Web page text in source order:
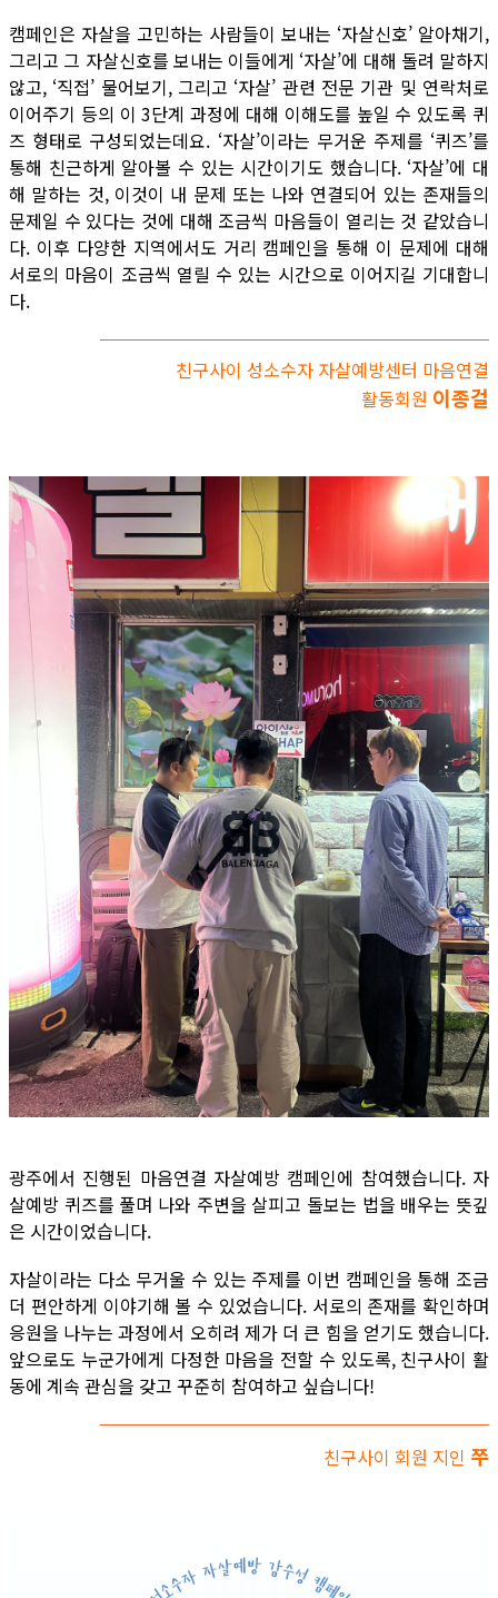
캠페인은 자살을 고민하는 사람들이 보내는 ‘자살신호’ 알아채기,
그리고 그 자살신호를 보내는 이들에게 ‘자살’에 대해 돌려 말하지
않고, ‘직접’ 물어보기, 그리고 ‘자살’ 관련 전문 기관 및 연락처로
이어주기 등의 이 3단계 과정에 대해 이해도를 높일 수 있도록 퀴
즈 형태로 구성되었는데요. ‘자살’이라는 무거운 주제를 ‘퀴즈’를
통해 친근하게 알아볼 수 있는 시간이기도 했습니다. ‘자살’에 대
해 말하는 것, 이것이 내 문제 또는 나와 연결되어 있는 존재들의
문제일 수 있다는 것에 대해 조금씩 마음들이 열리는 것 같았습니
다. 이후 다양한 지역에서도 거리 캠페인을 통해 이 문제에 대해
서로의 마음이 조금씩 열릴 수 있는 시간으로 이어지길 기대합니
다.
친구사이 성소수자 자살예방센터 마음연결
활동회원 이종걸
광주에서 진행된 마음연결 자살예방 캠페인에 참여했습니다. 자
살예방 퀴즈를 풀며 나와 주변을 살피고 돌보는 법을 배우는 뜻깊
은 시간이었습니다.
자살이라는 다소 무거울 수 있는 주제를 이번 캠페인을 통해 조금
더 편안하게 이야기해 볼 수 있었습니다. 서로의 존재를 확인하며
응원을 나누는 과정에서 오히려 제가 더 큰 힘을 얻기도 했습니다.
앞으로도 누군가에게 다정한 마음을 전할 수 있도록, 친구사이 활
동에 계속 관심을 갖고 꾸준히 참여하고 싶습니다!
친구사이 회원 지인 쭈